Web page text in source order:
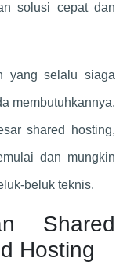
solusi cepat dan
yang selalu siaga
membutuhkannya.
shared hosting,
dan mungkin
beluk teknis.
Shared
Hosting